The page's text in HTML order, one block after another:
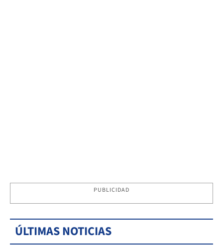
PUBLICIDAD
ÚLTIMAS NOTICIAS